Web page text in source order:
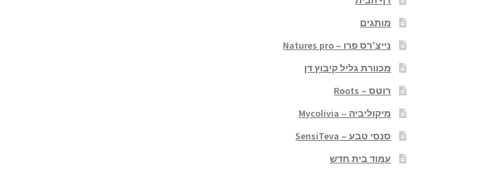
מותגים
נייצ'רס פרו – Natures pro
מכוורת גליל קיבוץ דן
רוטס – Roots
מיקוליביה – Mycolivia
סנסי טבע – SensiTeva
עמוד בית חדש